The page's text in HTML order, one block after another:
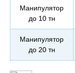
Манипулятор
до 10 тн
Манипулятор
до 20 тн